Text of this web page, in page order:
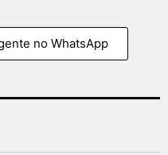
no WhatsApp